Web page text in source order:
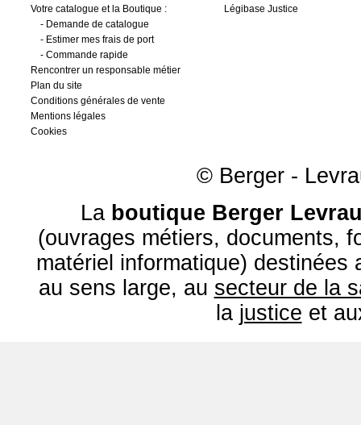
Votre catalogue et la Boutique :
- Demande de catalogue
- Estimer mes frais de port
- Commande rapide
Rencontrer un responsable métier
Plan du site
Conditions générales de vente
Mentions légales
Cookies
Légibase Justice
© Berger -
La boutique Berger
(ouvrages métiers, documents,
matériel informatique) destinées
au sens large, au secteur de la
la justice et